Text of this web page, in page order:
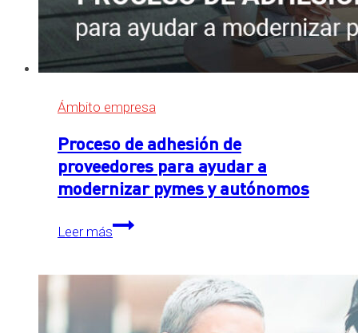
Ámbito empresa
Proceso de adhesión de
proveedores para ayudar a
modernizar pymes y autónomos
Leer más
Proceso
de
proveedores
para